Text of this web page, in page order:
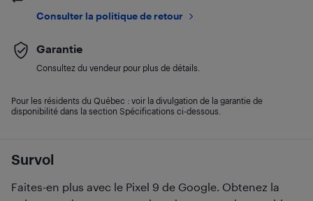
Survol
Faites-en plus avec le Pixel 9 de Google. Obtenez la
Consulter la politique de retour
Garantie
Consultez du vendeur pour plus de détails.
Pour les résidents du Québec : voir la divulgation de la garantie de
disponibilité dans la section Spécifications ci-dessous.